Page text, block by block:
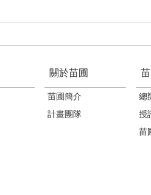
關於苗圃
苗圃簡介
計畫團隊
總
授
苗